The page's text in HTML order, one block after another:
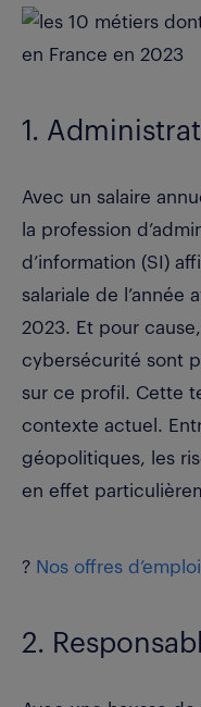
1.
Avec un salaire
la profession
d’information (SI)
salariale de l’année
2023. Et pour
cybersécurité sont
sur ce profil. Cette
contexte actuel.
géopolitiques, les
en effet
? Nos offres
2.